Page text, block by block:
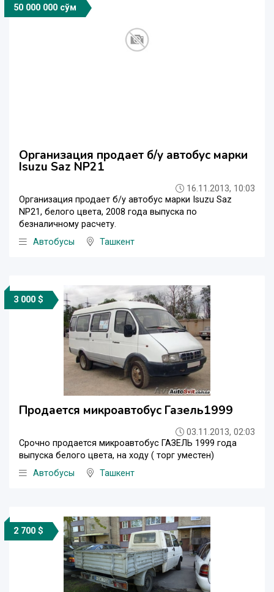
50 000 000 сўм
Организация продает б/у автобус марки
Isuzu Saz NP21
16.11.2013, 10:03
Организация продает б/у автобус марки Isuzu Saz
NP21, белого цвета, 2008 года выпуска по
безналичному расчету.
Автобусы
Ташкент
3 000 $
Продается микроавтобус Газель1999
03.11.2013, 02:03
Срочно продается микроавтобус ГАЗЕЛЬ 1999 года
выпуска белого цвета, на ходу ( торг уместен)
Автобусы
Ташкент
2 700 $